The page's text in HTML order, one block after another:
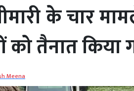
के चार
को तैनात किया
Meena